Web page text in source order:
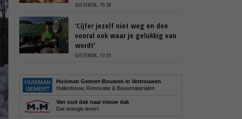
GISTEREN, 15:20
‘Cijfer jezelf niet weg en doe
vooral ook waar je gelukkig van
wordt’
GISTEREN, 13:31
Huisman Gemert-Bouwen in Vertrouwen
Hallenbouw, Renovatie & Bouwmaterialen
Van oud dak naar nieuw dak
Dat energie levert.